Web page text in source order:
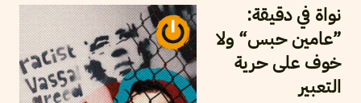
نواة في دقيقة:
”عامين حبس“ ولا
خوف على حرية
التعبير